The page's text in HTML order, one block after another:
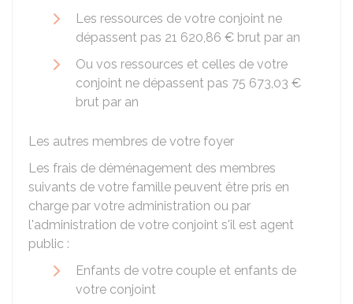
Les ressources de votre conjoint ne
dépassent pas 21 620,86 € brut par an
Ou vos ressources et celles de votre
conjoint ne dépassent pas 75 673,03 €
brut par an
Les autres membres de votre foyer
Les frais de déménagement des membres
suivants de votre famille peuvent être pris en
charge par votre administration ou par
l'administration de votre conjoint s'il est agent
public :
Enfants de votre couple et enfants de
votre conjoint